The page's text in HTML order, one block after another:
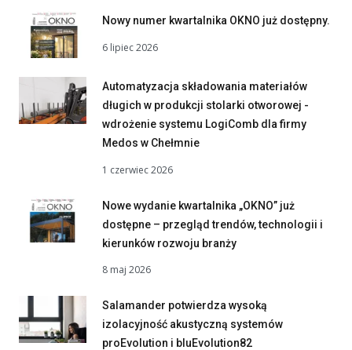
Nowy numer kwartalnika OKNO już dostępny.
6 lipiec 2026
Automatyzacja składowania materiałów
długich w produkcji stolarki otworowej -
wdrożenie systemu LogiComb dla firmy
Medos w Chełmnie
1 czerwiec 2026
Nowe wydanie kwartalnika „OKNO” już
dostępne – przegląd trendów, technologii i
kierunków rozwoju branży
8 maj 2026
Salamander potwierdza wysoką
izolacyjność akustyczną systemów
proEvolution i bluEvolution82